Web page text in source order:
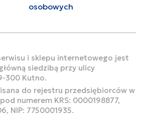
osobowych
i sklepu internetowego jest
siedzibą przy ulicy
300 Kutno.
do rejestru przedsiębiorców w
numerem KRS: 0000198877,
NIP: 7750001935.